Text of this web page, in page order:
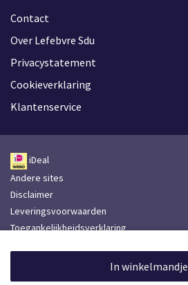
In winkelmandje
Contact
Over Lefebvre Sdu
Privacystatement
Cookieverklaring
Klantenservice
iDeal
Andere sites
Disclaimer
Leveringsvoorwaarden
Toegankelijkheidsverklaring